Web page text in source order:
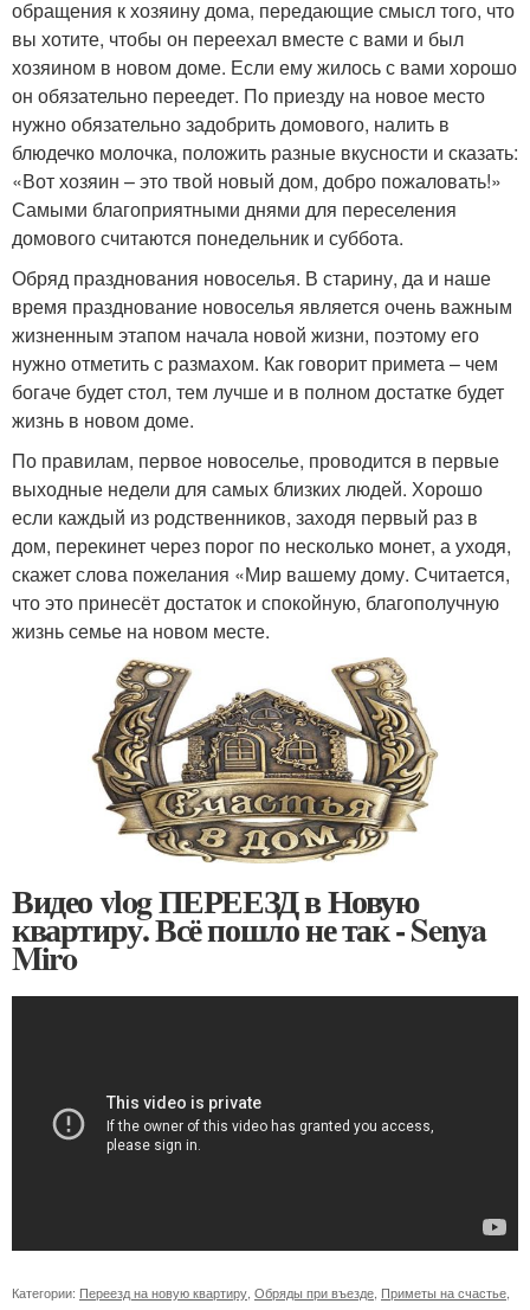
обращения к хозяину дома, передающие смысл того, что
вы хотите, чтобы он переехал вместе с вами и был
хозяином в новом доме. Если ему жилось с вами хорошо
он обязательно переедет. По приезду на новое место
нужно обязательно задобрить домового, налить в
блюдечко молочка, положить разные вкусности и сказать:
«Вот хозяин – это твой новый дом, добро пожаловать!»
Самыми благоприятными днями для переселения
домового считаются понедельник и суббота.
Обряд празднования новоселья. В старину, да и наше
время празднование новоселья является очень важным
жизненным этапом начала новой жизни, поэтому его
нужно отметить с размахом. Как говорит примета – чем
богаче будет стол, тем лучше и в полном достатке будет
жизнь в новом доме.
По правилам, первое новоселье, проводится в первые
выходные недели для самых близких людей. Хорошо
если каждый из родственников, заходя первый раз в
дом, перекинет через порог по несколько монет, а уходя,
скажет слова пожелания «Мир вашему дому. Считается,
что это принесёт достаток и спокойную, благополучную
жизнь семье на новом месте.
Видео vlog ПЕРЕЕЗД в Новую
квартиру. Всё пошло не так - Senya
Miro
Категории: Переезд на новую квартиру, Обряды при въезде, Приметы на счастье,